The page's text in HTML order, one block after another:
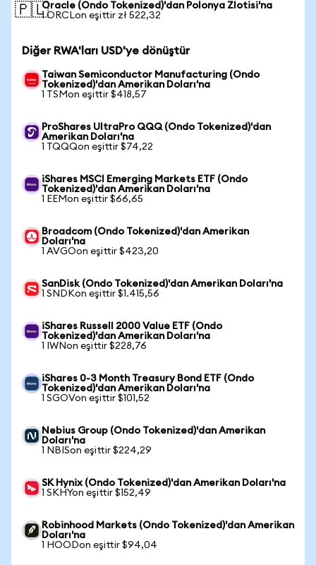
🇵🇱Oracle (Ondo Tokenized)'dan Polonya Zlotisi'na
1 ORCLon eşittir zł 522,32
Diğer RWA'ları USD'ye dönüştür
Taiwan Semiconductor Manufacturing (Ondo
Tokenized)'dan Amerikan Doları'na
1 TSMon eşittir $418,57
ProShares UltraPro QQQ (Ondo Tokenized)'dan
Amerikan Doları'na
1 TQQQon eşittir $74,22
iShares MSCI Emerging Markets ETF (Ondo
Tokenized)'dan Amerikan Doları'na
1 EEMon eşittir $66,65
Broadcom (Ondo Tokenized)'dan Amerikan
Doları'na
1 AVGOon eşittir $423,20
SanDisk (Ondo Tokenized)'dan Amerikan Doları'na
1 SNDKon eşittir $1.415,56
iShares Russell 2000 Value ETF (Ondo
Tokenized)'dan Amerikan Doları'na
1 IWNon eşittir $228,76
iShares 0-3 Month Treasury Bond ETF (Ondo
Tokenized)'dan Amerikan Doları'na
1 SGOVon eşittir $101,52
Nebius Group (Ondo Tokenized)'dan Amerikan
Doları'na
1 NBISon eşittir $224,29
SK Hynix (Ondo Tokenized)'dan Amerikan Doları'na
1 SKHYon eşittir $152,49
Robinhood Markets (Ondo Tokenized)'dan Amerikan
Doları'na
1 HOODon eşittir $94,04